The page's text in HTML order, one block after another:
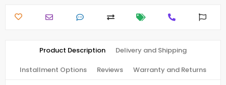
Product Description Delivery and Shipping
Installment Options Reviews Warranty and Returns